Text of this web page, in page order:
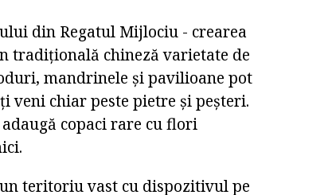
din Regatul Mijlociu - crearea
tradițională chineză varietate de
mandrinele și pavilioane pot
veni chiar peste pietre și peșteri.
copaci rare cu flori
teritoriu vast cu dispozitivul pe